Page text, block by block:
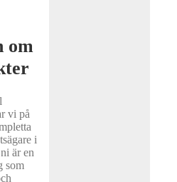
om
vi på
i
är en
som